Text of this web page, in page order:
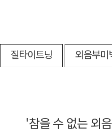
질타이트닝 외음부미
'참을 수 없는 외